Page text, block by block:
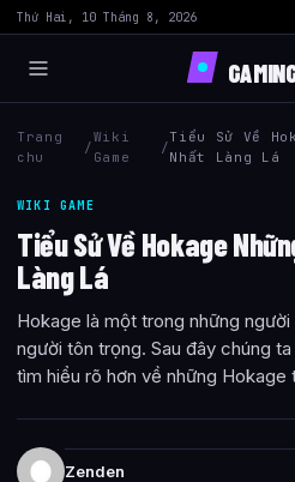
Thứ Hai, 10 Tháng 8, 2026
Trang
chu
/
Wiki
Game
/
Tiểu Sử Về
Nhất Làng Lá
WIKI GAME
Tiểu Sử Về Hokage
Làng Lá
Hokage là một trong những
người tôn trọng. Sau đây chúng
tìm hiểu rõ hơn về những Hokage
Zenden